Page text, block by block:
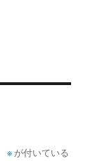
※ が付いている